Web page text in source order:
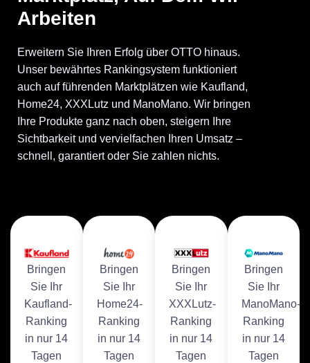
Arbeiten
Erweitern Sie Ihren Erfolg über OTTO hinaus.
Unser bewährtes Rankingsystem funktioniert
auch auf führenden Marktplätzen wie Kaufland,
Home24, XXXLutz und ManoMano. Wir bringen
Ihre Produkte ganz nach oben, steigern Ihre
Sichtbarkeit und vervielfachen Ihren Umsatz –
schnell, garantiert oder Sie zahlen nichts.
Bringen
Sie Ihr
Kaufland-
Ranking
in nur 14
Tagen
Bringen
Sie Ihr
Home24-
Ranking
in nur 14
Tagen
Bringen
Sie Ihr
XXXLutz-
Ranking
in nur 14
Tagen
Bringen
Sie Ihr
ManoMano-
Ranking
in nur 14
Tagen